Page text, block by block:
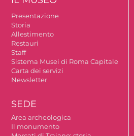
Presentazione
Storia
Allestimento
Restauri
Staff
Sistema Musei di Roma Capitale
Carta dei servizi
Newsletter
SEDE
Area archeologica
Il monumento